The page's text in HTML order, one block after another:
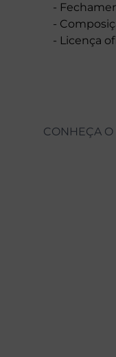
-
-
- Licença
CONHEÇA